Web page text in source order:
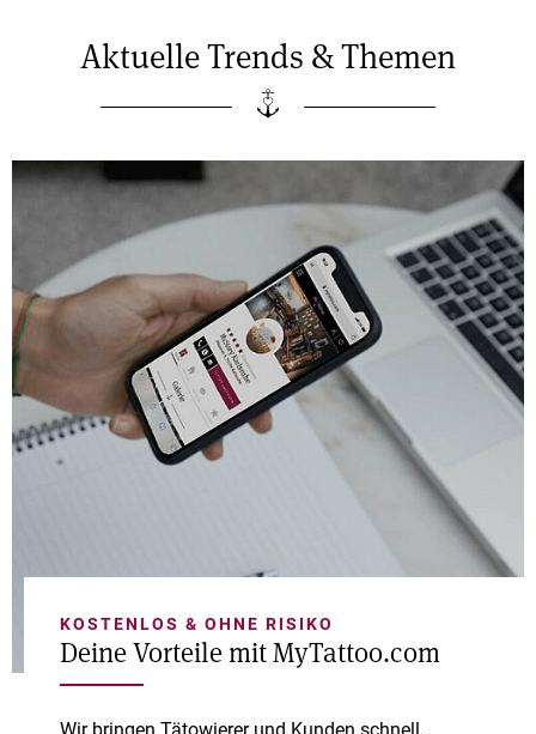
Aktuelle Trends & Themen
KOSTENLOS & OHNE RISIKO
Deine Vorteile mit MyTattoo.com